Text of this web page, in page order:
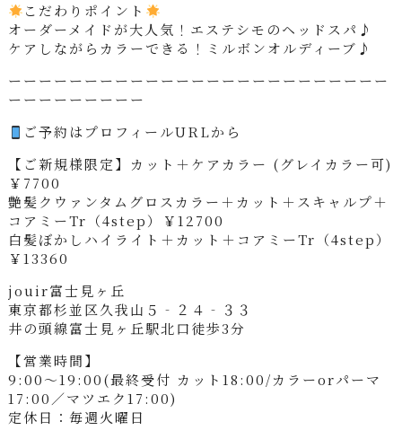
こだわりポイント
オーダーメイドが大人気！エステシモのヘッドスパ♪
ケアしながらカラーできる！ミルボンオルディーブ♪
ーーーーーーーーーーーーーーーーーーーーーーーーー
ーーーーーーーーー
ご予約はプロフィールURLから
【ご新規様限定】カット＋ケアカラー (グレイカラー可)
￥7700
艶髪クウァンタムグロスカラー＋カット＋スキャルプ＋
コアミーTr（4step）￥12700
白髪ぼかしハイライト＋カット＋コアミーTr（4step）
￥13360
jouir富士見ヶ丘
東京都杉並区久我山５‐２４‐３３
井の頭線富士見ヶ丘駅北口徒歩3分
【営業時間】
9:00～19:00(最終受付 カット18:00/カラーorパーマ
17:00／マツエク17:00)
定休日：毎週火曜日